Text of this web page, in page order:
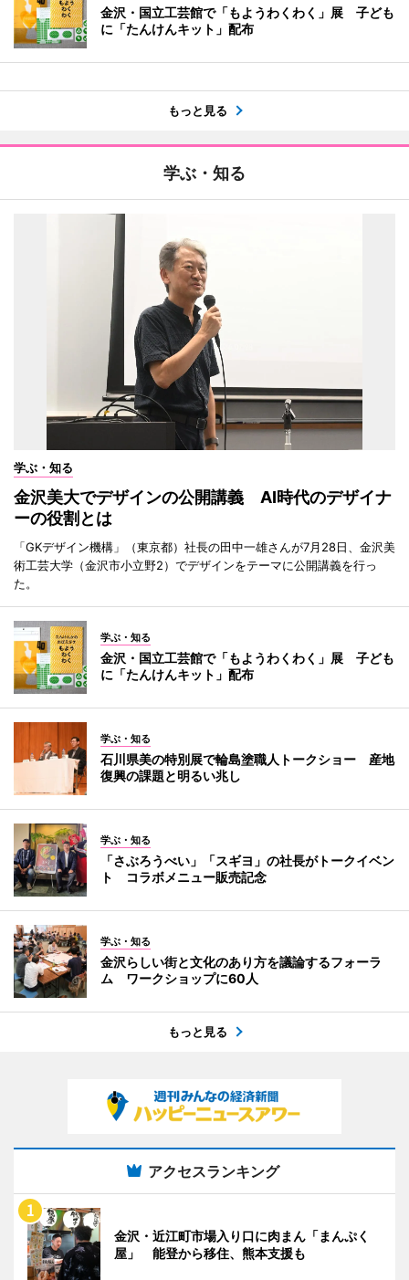
金沢・国立工芸館で「もようわくわく」展 子ども
に「たんけんキット」配布
もっと見る
学ぶ・知る
学ぶ・知る
金沢美大でデザインの公開講義 AI時代のデザイナ
ーの役割とは
「GKデザイン機構」（東京都）社長の田中一雄さんが7月28日、金沢美
術工芸大学（金沢市小立野2）でデザインをテーマに公開講義を行っ
た。
学ぶ・知る
金沢・国立工芸館で「もようわくわく」展 子ども
に「たんけんキット」配布
学ぶ・知る
石川県美の特別展で輪島塗職人トークショー 産地
復興の課題と明るい兆し
学ぶ・知る
「さぶろうべい」「スギヨ」の社長がトークイベン
ト コラボメニュー販売記念
学ぶ・知る
金沢らしい街と文化のあり方を議論するフォーラ
ム ワークショップに60人
もっと見る
アクセスランキング
金沢・近江町市場入り口に肉まん「まんぷく
屋」 能登から移住、熊本支援も